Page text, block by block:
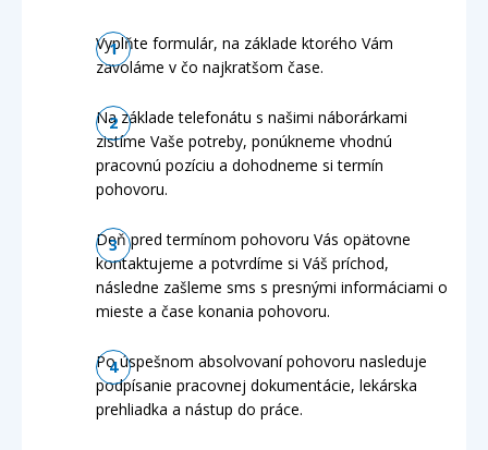
Vyplňte formulár, na základe ktorého Vám
zavoláme v čo najkratšom čase.
Na základe telefonátu s našimi náborárkami
zistíme Vaše potreby, ponúkneme vhodnú
pracovnú pozíciu a dohodneme si termín
pohovoru.
Deň pred termínom pohovoru Vás opätovne
kontaktujeme a potvrdíme si Váš príchod,
následne zašleme sms s presnými informáciami o
mieste a čase konania pohovoru.
Po úspešnom absolvovaní pohovoru nasleduje
podpísanie pracovnej dokumentácie, lekárska
prehliadka a nástup do práce.